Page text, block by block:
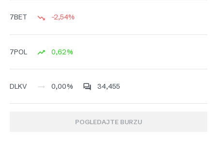
7BET -2,54%
7POL 0,62%
DLKV 0,00% 34,455
POGLEDAJTE BURZU